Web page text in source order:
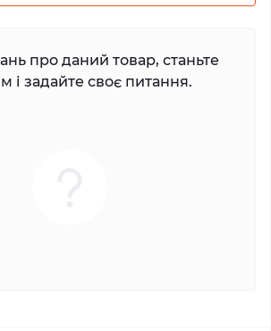
про даний товар, станьте
і задайте своє питання.